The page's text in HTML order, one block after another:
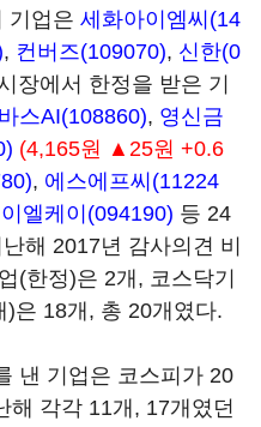
기업은 세화아이엠씨(14
, 컨버즈(109070), 신한(0
장에서 한정을 받은 기
스AI(108860), 영신금
(4,165원 ▲25원 +0.6
, 에스에프씨(11224
이엘케이(094190) 등 24
해 2017년 감사의견 비
(한정)은 2개, 코스닥기
)은 18개, 총 20개였다.
낸 기업은 코스피가 20
해 각각 11개, 17개였던